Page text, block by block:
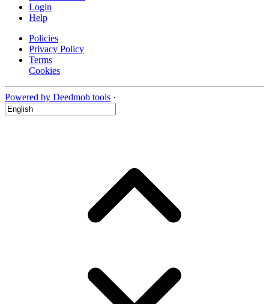
Login
Help
Policies
Privacy Policy
Terms
Cookies
Powered by Deedmob tools ·